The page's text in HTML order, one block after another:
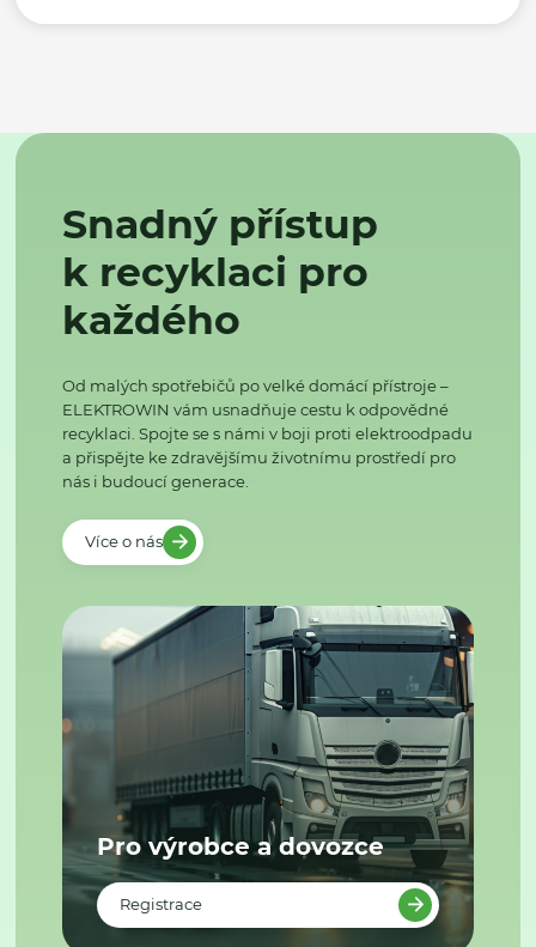
Snadný přístup
k recyklaci pro
každého
Od malých spotřebičů po velké domácí přístroje –
ELEKTROWIN vám usnadňuje cestu k odpovědné
recyklaci. Spojte se s námi v boji proti elektroodpadu
a přispějte ke zdravějšímu životnímu prostředí pro
nás i budoucí generace.
Více o nás
Pro výrobce a dovozce
Registrace